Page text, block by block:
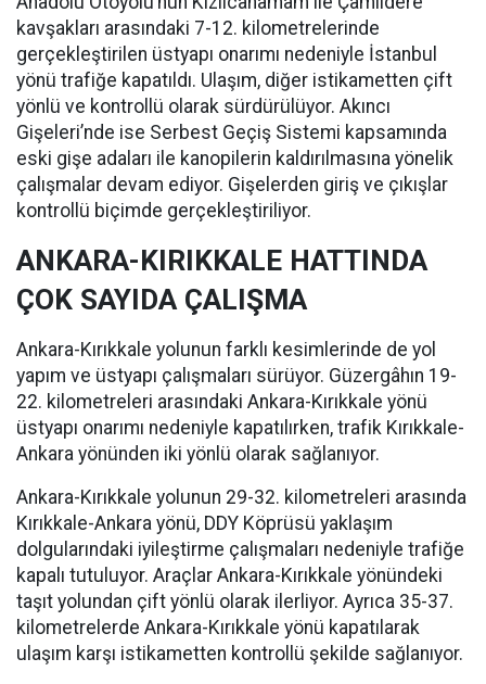
kavşakları arasındaki 7-12. kilometrelerinde
gerçekleştirilen üstyapı onarımı nedeniyle İstanbul
yönü trafiğe kapatıldı. Ulaşım, diğer istikametten çift
yönlü ve kontrollü olarak sürdürülüyor. Akıncı
Gişeleri’nde ise Serbest Geçiş Sistemi kapsamında
eski gişe adaları ile kanopilerin kaldırılmasına yönelik
çalışmalar devam ediyor. Gişelerden giriş ve çıkışlar
kontrollü biçimde gerçekleştiriliyor.
ANKARA-KIRIKKALE HATTINDA
ÇOK SAYIDA ÇALIŞMA
Ankara-Kırıkkale yolunun farklı kesimlerinde de yol
yapım ve üstyapı çalışmaları sürüyor. Güzergâhın 19-
22. kilometreleri arasındaki Ankara-Kırıkkale yönü
üstyapı onarımı nedeniyle kapatılırken, trafik Kırıkkale-
Ankara yönünden iki yönlü olarak sağlanıyor.
Ankara-Kırıkkale yolunun 29-32. kilometreleri arasında
Kırıkkale-Ankara yönü, DDY Köprüsü yaklaşım
dolgularındaki iyileştirme çalışmaları nedeniyle trafiğe
kapalı tutuluyor. Araçlar Ankara-Kırıkkale yönündeki
taşıt yolundan çift yönlü olarak ilerliyor. Ayrıca 35-37.
kilometrelerde Ankara-Kırıkkale yönü kapatılarak
ulaşım karşı istikametten kontrollü şekilde sağlanıyor.